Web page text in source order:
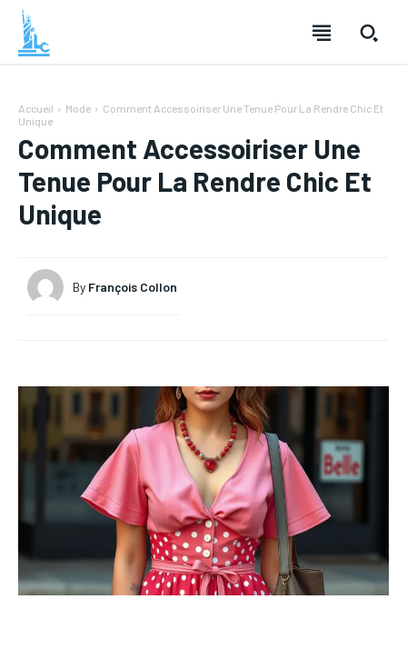
SANTÉ
MODE
FINANCE
VOYAGE
ENTREPRISE
SANTÉ
MODE
FINANCE
VOYAGE
ENTREPRISE
Accueil Mode
Comment Accessoiriser Une Tenue Pour La Rendre Chic Et
Unique
Comment Accessoiriser Une
Tenue Pour La Rendre Chic Et
Unique
By François Collon